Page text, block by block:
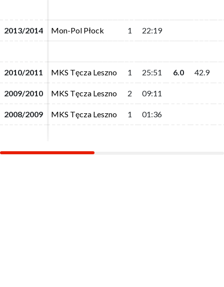
2013/2014 Mon-Pol Płock 1 22:19
2010/2011 MKS Tęcza Leszno 1 25:51 6.0 42.9
2009/2010 MKS Tęcza Leszno 2 09:11
2008/2009 MKS Tęcza Leszno 1 01:36
2013/2014 Mon-Pol Płock 1 22:19
2010/2011 MKS Tęcza Leszno 1 25:51 6.0 42.9
2009/2010 MKS Tęcza Leszno 2 09:11
2008/2009 MKS Tęcza Leszno 1 01:36